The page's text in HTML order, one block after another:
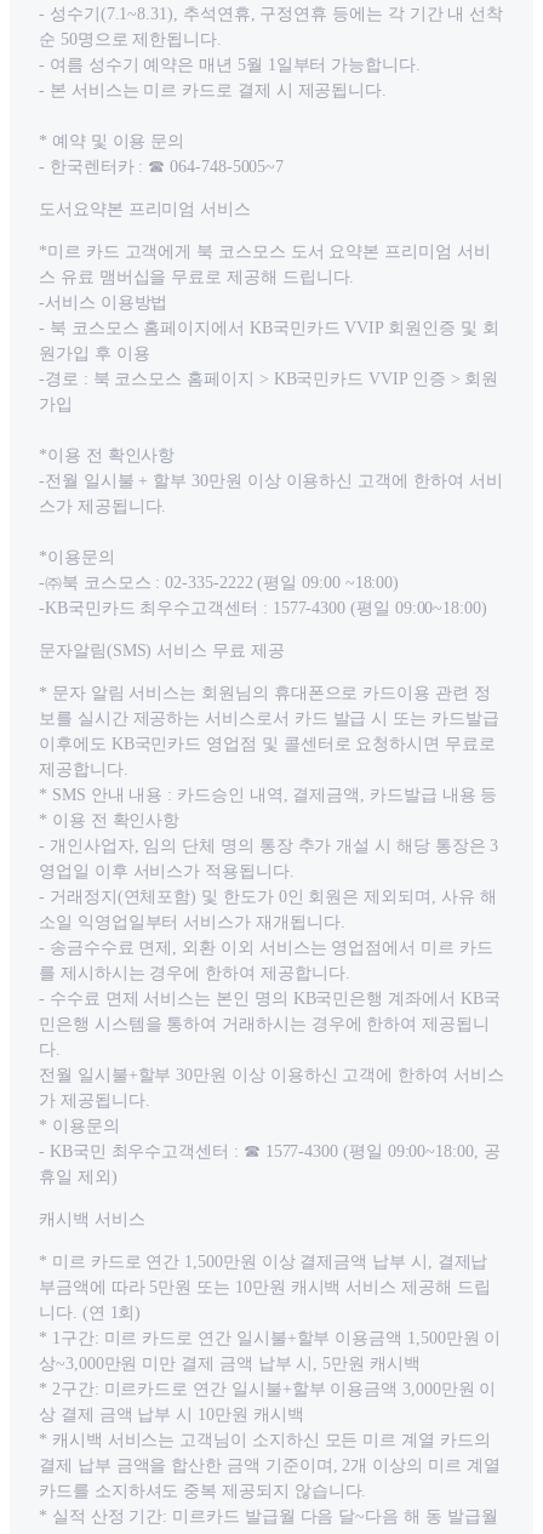
- 성수기(7.1~8.31), 추석연휴, 구정연휴 등에는 각 기간 내 선착
순 50명으로 제한됩니다.
- 여름 성수기 예약은 매년 5월 1일부터 가능합니다.
- 본 서비스는 미르 카드로 결제 시 제공됩니다.
* 예약 및 이용 문의
- 한국렌터카 : ☎ 064-748-5005~7
도서요약본 프리미엄 서비스
*미르 카드 고객에게 북 코스모스 도서 요약본 프리미엄 서비
스 유료 맴버십을 무료로 제공해 드립니다.
-서비스 이용방법
- 북 코스모스 홈페이지에서 KB국민카드 VVIP 회원인증 및 회
원가입 후 이용
-경로 : 북 코스모스 홈페이지 > KB국민카드 VVIP 인증 > 회원
가입
*이용 전 확인사항
-전월 일시불 + 할부 30만원 이상 이용하신 고객에 한하여 서비
스가 제공됩니다.
*이용문의
-㈜북 코스모스 : 02-335-2222 (평일 09:00 ~18:00)
-KB국민카드 최우수고객센터 : 1577-4300 (평일 09:00~18:00)
문자알림(SMS) 서비스 무료 제공
* 문자 알림 서비스는 회원님의 휴대폰으로 카드이용 관련 정
보를 실시간 제공하는 서비스로서 카드 발급 시 또는 카드발급
이후에도 KB국민카드 영업점 및 콜센터로 요청하시면 무료로
제공합니다.
* SMS 안내 내용 : 카드승인 내역, 결제금액, 카드발급 내용 등
* 이용 전 확인사항
- 개인사업자, 임의 단체 명의 통장 추가 개설 시 해당 통장은 3
영업일 이후 서비스가 적용됩니다.
- 거래정지(연체포함) 및 한도가 0인 회원은 제외되며, 사유 해
소일 익영업일부터 서비스가 재개됩니다.
- 송금수수료 면제, 외환 이외 서비스는 영업점에서 미르 카드
를 제시하시는 경우에 한하여 제공합니다.
- 수수료 면제 서비스는 본인 명의 KB국민은행 계좌에서 KB국
민은행 시스템을 통하여 거래하시는 경우에 한하여 제공됩니
다.
전월 일시불+할부 30만원 이상 이용하신 고객에 한하여 서비스
가 제공됩니다.
* 이용문의
- KB국민 최우수고객센터 : ☎ 1577-4300 (평일 09:00~18:00, 공
휴일 제외)
캐시백 서비스
* 미르 카드로 연간 1,500만원 이상 결제금액 납부 시, 결제납
부금액에 따라 5만원 또는 10만원 캐시백 서비스 제공해 드립
니다. (연 1회)
* 1구간: 미르 카드로 연간 일시불+할부 이용금액 1,500만원 이
상~3,000만원 미만 결제 금액 납부 시, 5만원 캐시백
* 2구간: 미르카드로 연간 일시불+할부 이용금액 3,000만원 이
상 결제 금액 납부 시 10만원 캐시백
* 캐시백 서비스는 고객님이 소지하신 모든 미르 계열 카드의
결제 납부 금액을 합산한 금액 기준이며, 2개 이상의 미르 계열
카드를 소지하셔도 중복 제공되지 않습니다.
* 실적 산정 기간: 미르카드 발급월 다음 달~다음 해 동 발급월